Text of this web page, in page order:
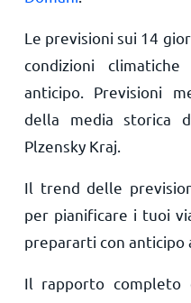
Le previsioni sui 14
condizioni
anticipo. Previsioni
della media storica
Plzensky Kraj.
Il trend delle
per pianificare i tuoi
prepararti con anticipo
Il rapporto completo